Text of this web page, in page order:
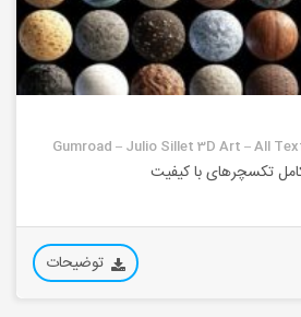
Gumroad – Julio Sillet 3D Art – All
تکسچرهای با کیفیت
توضیحات